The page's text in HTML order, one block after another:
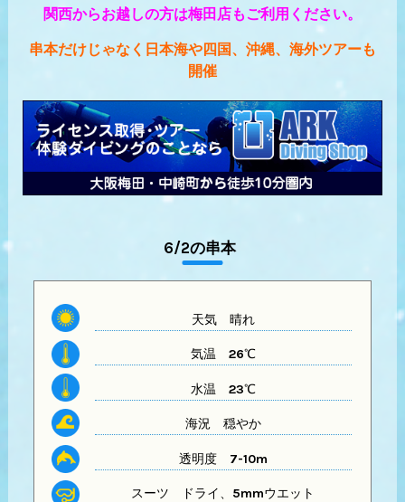
関西からお越しの方は梅田店もご利用ください。
串本だけじゃなく日本海や四国、沖縄、海外ツアーも
開催
6/2の串本
天気晴れ
気温26℃
水温 23℃
海況 穏やか
透明度7-10m
スーツ ドライ、5mmウエット